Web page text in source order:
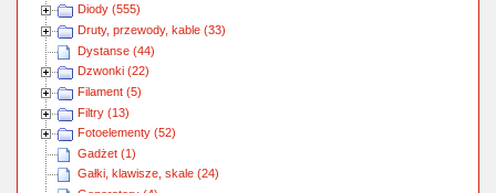
Diody (555)
Druty, przewody, kable (33)
Dystanse (44)
Dzwonki (22)
Filament (5)
Filtry (13)
Fotoelementy (52)
Gadżet (1)
Gałki, klawisze, skale (24)